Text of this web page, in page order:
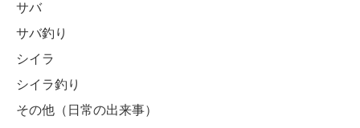
サバ
サバ釣り
シイラ
シイラ釣り
その他（日常の出来事）